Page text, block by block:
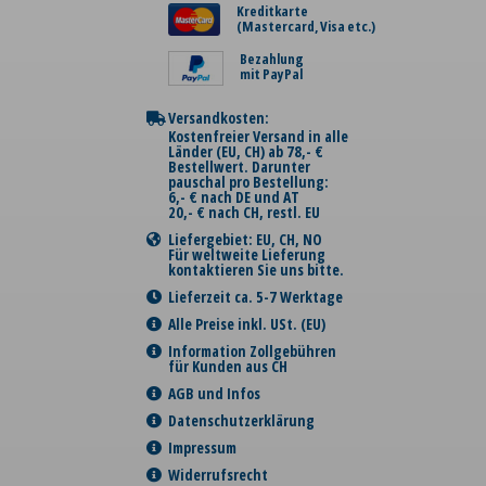
Kreditkarte
(Mastercard, Visa etc.)
Bezahlung
mit PayPal
Versandkosten:
Kostenfreier Versand in alle
Länder (EU, CH) ab 78,- €
Bestellwert. Darunter
pauschal pro Bestellung:
6,- € nach DE und AT
20,- € nach CH, restl. EU
Liefergebiet: EU, CH, NO
Für weltweite Lieferung
kontaktieren Sie uns bitte.
Lieferzeit ca. 5-7 Werktage
Alle Preise inkl. USt. (EU)
Information Zollgebühren
für Kunden aus CH
AGB und Infos
Datenschutzerklärung
Impressum
Widerrufsrecht